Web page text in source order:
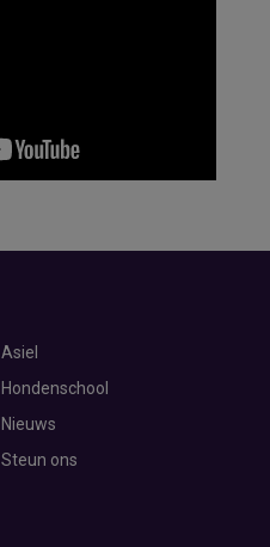
Asiel
Hondenschool
Nieuws
Steun ons